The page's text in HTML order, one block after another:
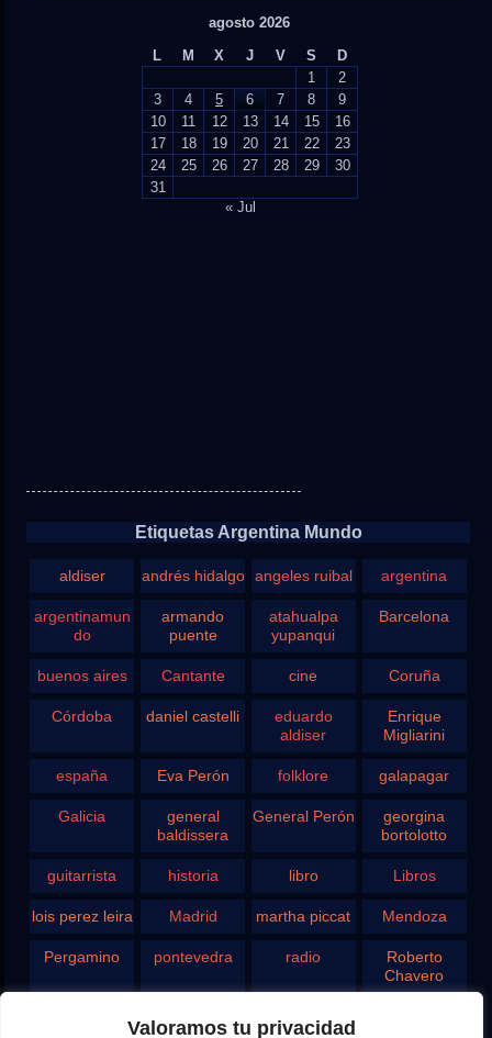
Valoramos tu privacidad
agosto 2026
L
M X J V S
D
1
2
3
4 5 6 7 8
9
10
11 12 13 14 15
16
17
18 19 20 21 22
23
24
25 26 27 28 29
30
31
« Jul
Etiquetas Argentina Mundo
aldiser andrés hidalgo angeles ruibal argentina
argentinamun
do
armando
puente
atahualpa
yupanqui
Barcelona
buenos aires Cantante cine Coruña
Córdoba daniel castelli
eduardo
aldiser
Enrique
Migliarini
españa Eva Perón folklore galapagar
Galicia
general
baldissera
General Perón
georgina
bortolotto
guitarrista historia libro Libros
lois perez leira Madrid martha piccat Mendoza
Pergamino pontevedra radio
Roberto
Chavero
san juan